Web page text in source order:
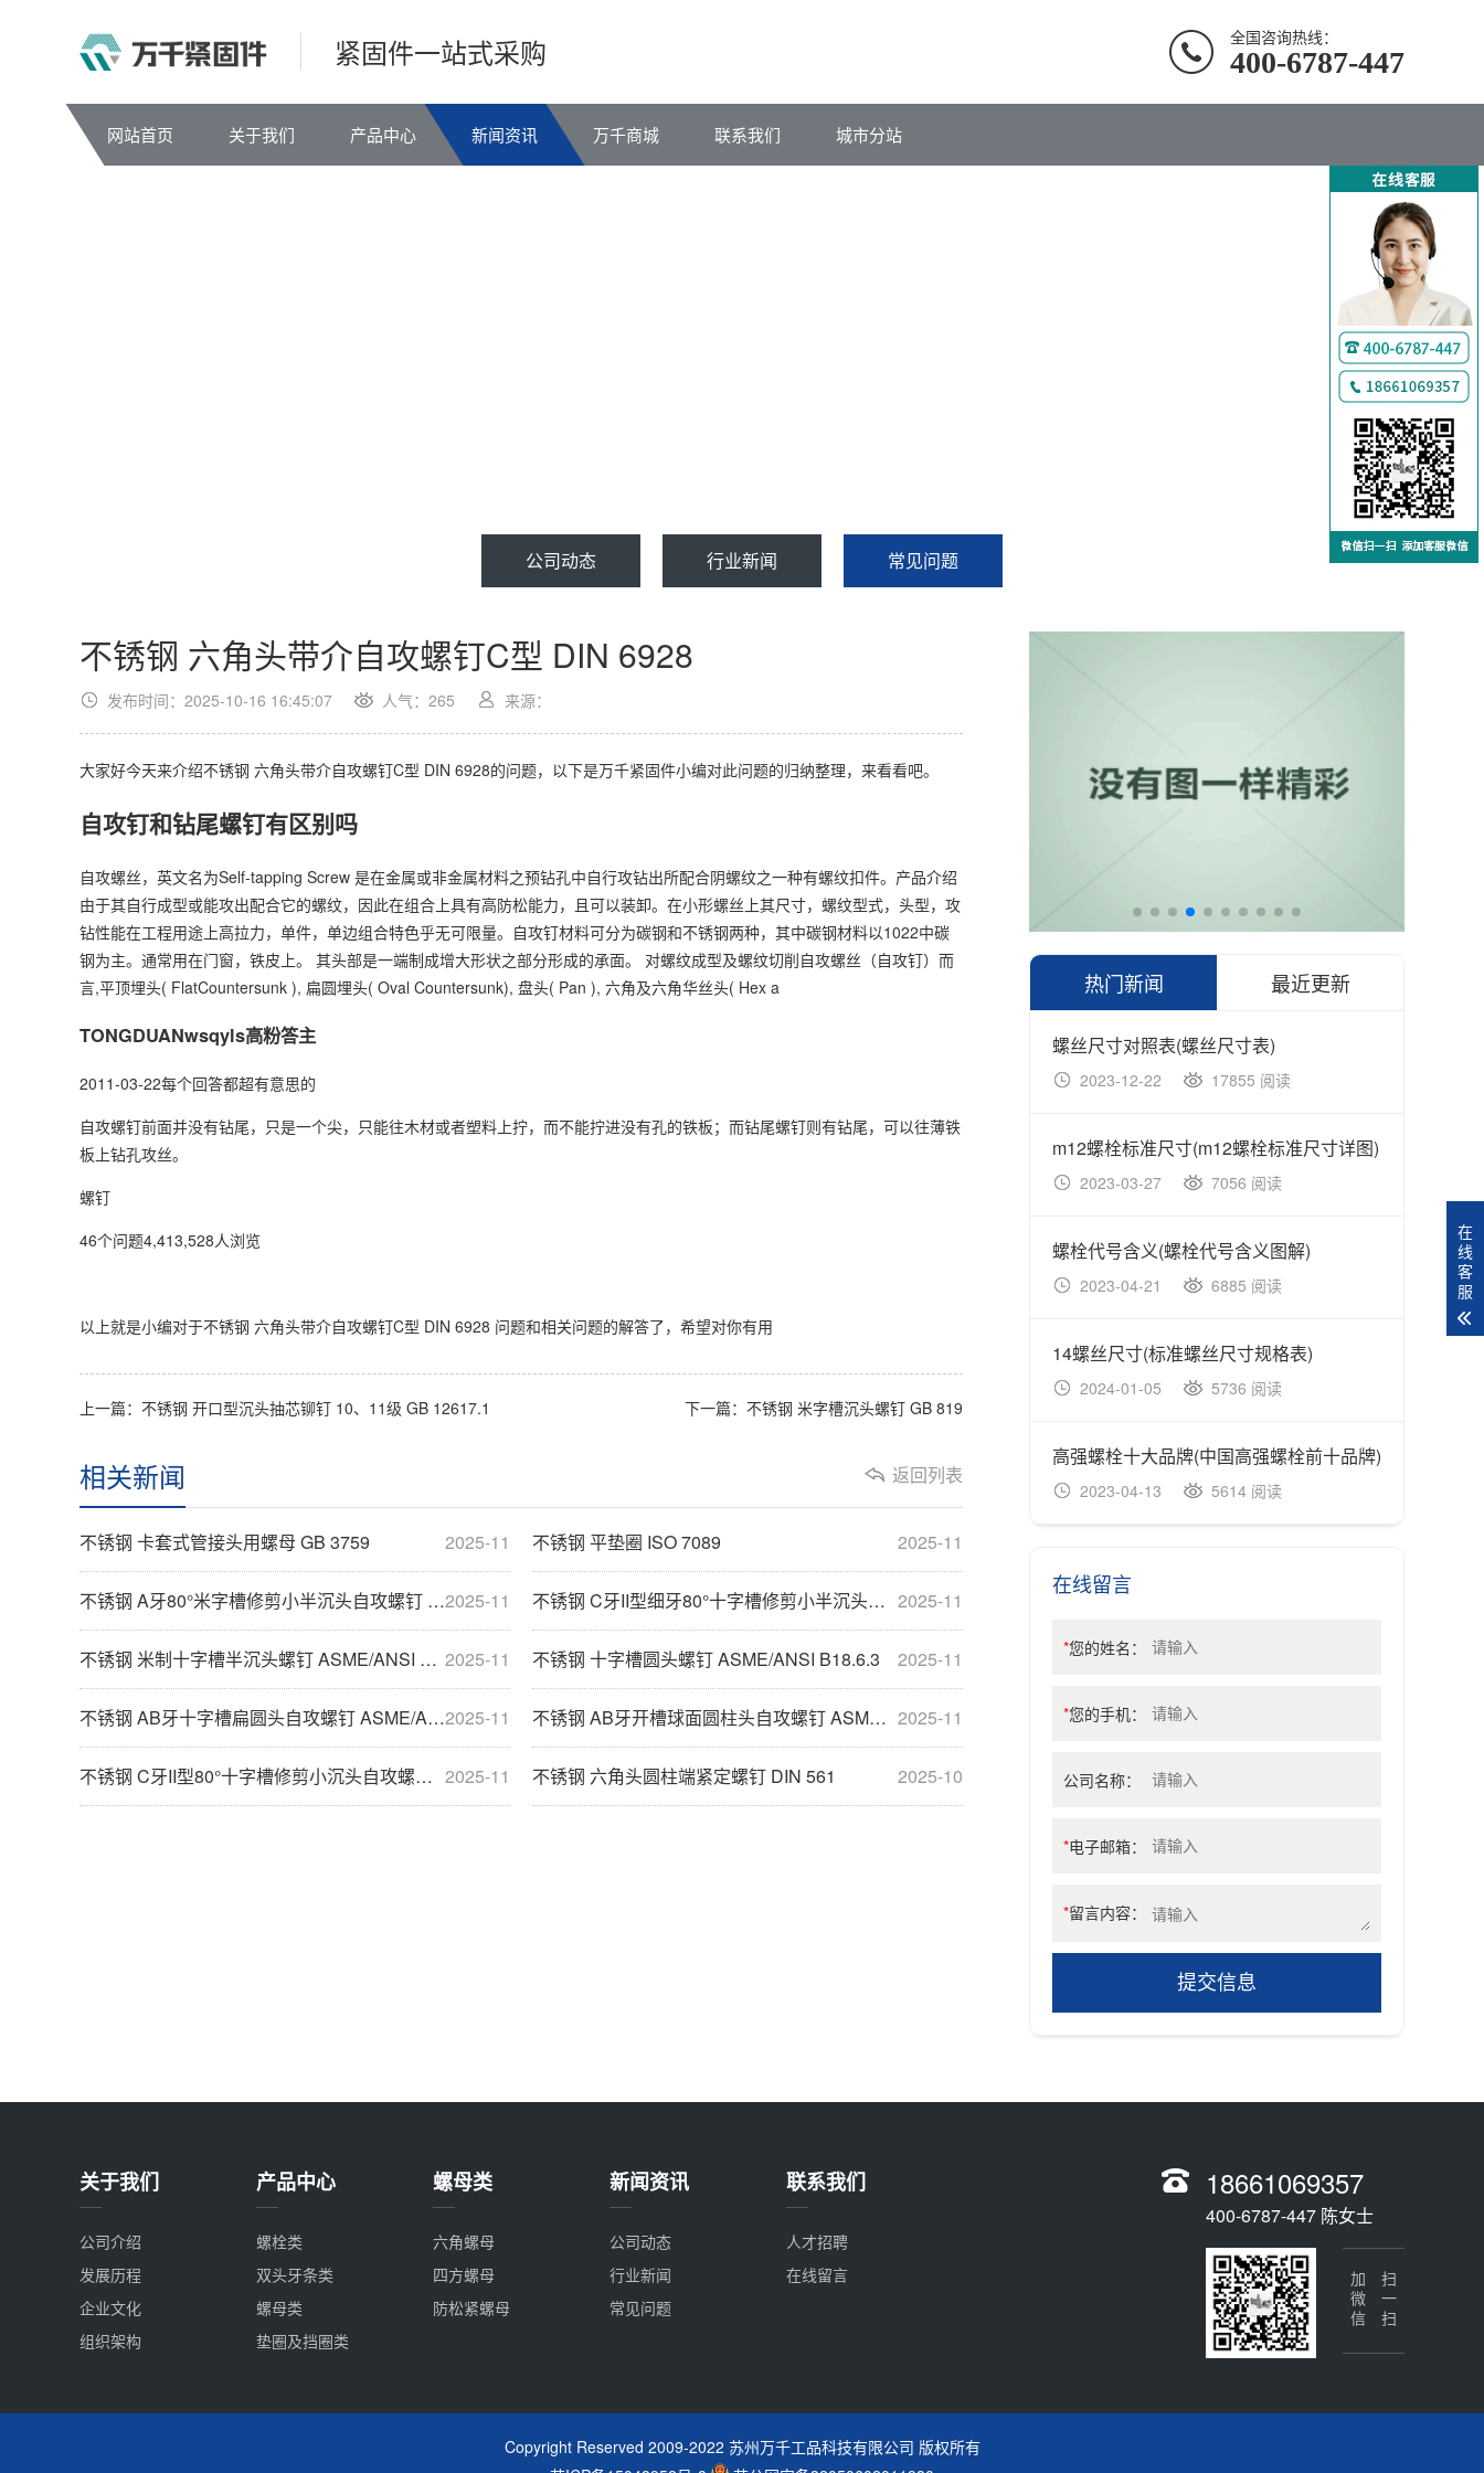
紧固件一站式采购 全国咨询热线：
400-6787-447
网站首页 关于我们 产品中心 新闻资讯 万千商城 联系我们 城市分站
公司动态 行业新闻 常见问题
不锈钢 六角头带介自攻螺钉C型 DIN 6928
发布时间：2025-10-16 16:45:07 人气： 265 来源：
大家好今天来介绍不锈钢 六角头带介自攻螺钉C型 DIN 6928的问题，以下是万千紧固件小编对此问题的归纳整理，来看看吧。
自攻钉和钻尾螺钉有区别吗
自攻螺丝，英文名为Self-tapping Screw 是在金属或非金属材料之预钻孔中自行攻钻出所配合阴螺纹之一种有螺纹扣件。产品介绍
由于其自行成型或能攻出配合它的螺纹，因此在组合上具有高防松能力，且可以装卸。在小形螺丝上其尺寸，螺纹型式，头型，攻
钻性能在工程用途上高拉力，单件，单边组合特色乎无可限量。自攻钉材料可分为碳钢和不锈钢两种，其中碳钢材料以1022中碳
钢为主。通常用在门窗，铁皮上。 其头部是一端制成增大形状之部分形成的承面。 对螺纹成型及螺纹切削自攻螺丝（自攻钉）而
言,平顶埋头( FlatCountersunk ), 扁圆埋头( Oval Countersunk), 盘头( Pan ), 六角及六角华丝头( Hex a
TONGDUANwsqyls高粉答主
2011-03-22每个回答都超有意思的
自攻螺钉前面并没有钻尾，只是一个尖，只能往木材或者塑料上拧，而不能拧进没有孔的铁板；而钻尾螺钉则有钻尾，可以往薄铁
板上钻孔攻丝。
螺钉
46个问题4,413,528人浏览
以上就是小编对于不锈钢 六角头带介自攻螺钉C型 DIN 6928 问题和相关问题的解答了，希望对你有用
上一篇： 不锈钢 开口型沉头抽芯铆钉 10、11级 GB 12617.1 下一篇： 不锈钢 米字槽沉头螺钉 GB 819
返回列表
相关新闻
2025-11
不锈钢 卡套式管接头用螺母 GB 3759 2025-11
不锈钢 平垫圈 ISO 7089
2025-11
不锈钢 A牙80°米字槽修剪小半沉头自攻螺钉 ASME/ANSI B18.6.4 2025-11
不锈钢 C牙II型细牙80°十字槽修剪小半沉头自攻螺钉 ASME/ANSI B18.6.4
2025-11
不锈钢 米制十字槽半沉头螺钉 ASME/ANSI B18.6.7M 2025-11
不锈钢 十字槽圆头螺钉 ASME/ANSI B18.6.3
2025-11
不锈钢 AB牙十字槽扁圆头自攻螺钉 ASME/ANSI B18.6.3 2025-11
不锈钢 AB牙开槽球面圆柱头自攻螺钉 ASME/ANSI B18.6.3
2025-11
不锈钢 C牙II型80°十字槽修剪小沉头自攻螺钉 ASME/ANSI B18.6.4 2025-10
不锈钢 六角头圆柱端紧定螺钉 DIN 561
热门新闻 最近更新
螺丝尺寸对照表(螺丝尺寸表)
2023-12-22 17855 阅读
m12螺栓标准尺寸(m12螺栓标准尺寸详图)
2023-03-27 7056 阅读
螺栓代号含义(螺栓代号含义图解)
2023-04-21 6885 阅读
14螺丝尺寸(标准螺丝尺寸规格表)
2024-01-05 5736 阅读
高强螺栓十大品牌(中国高强螺栓前十品牌)
2023-04-13 5614 阅读
在线留言
*您的姓名：
*您的手机：
公司名称：
*电子邮箱：
*留言内容：
提交信息
关于我们
公司介绍
发展历程
企业文化
组织架构
产品中心
螺栓类
双头牙条类
螺母类
垫圈及挡圈类
螺母类
六角螺母
四方螺母
防松紧螺母
新闻资讯
公司动态
行业新闻
常见问题
联系我们
人才招聘
在线留言
18661069357
400-6787-447 陈女士
扫一扫
加微信
Copyright Reserved 2009-2022 苏州万千工品科技有限公司 版权所有
在
线
客
服
品